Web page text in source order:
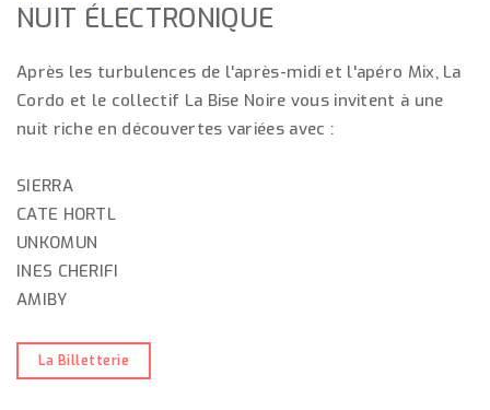
NUIT ÉLECTRONIQUE
Après les turbulences de l'après-midi et l'apéro Mix, La
Cordo et le collectif La Bise Noire vous invitent à une
nuit riche en découvertes variées avec :
SIERRA
CATE HORTL
UNKOMUN
INES CHERIFI
AMIBY
La Billetterie